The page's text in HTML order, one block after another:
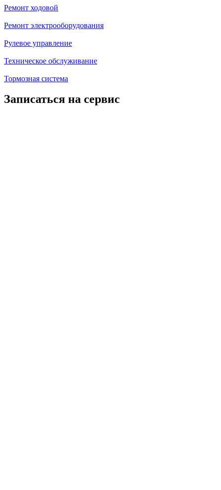
Ремонт ходовой
Ремонт электрооборудования
Рулевое управление
Техническое обслуживание
Тормозная система
Записаться на сервис